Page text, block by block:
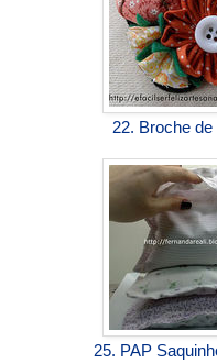
22. Broche
25. PAP